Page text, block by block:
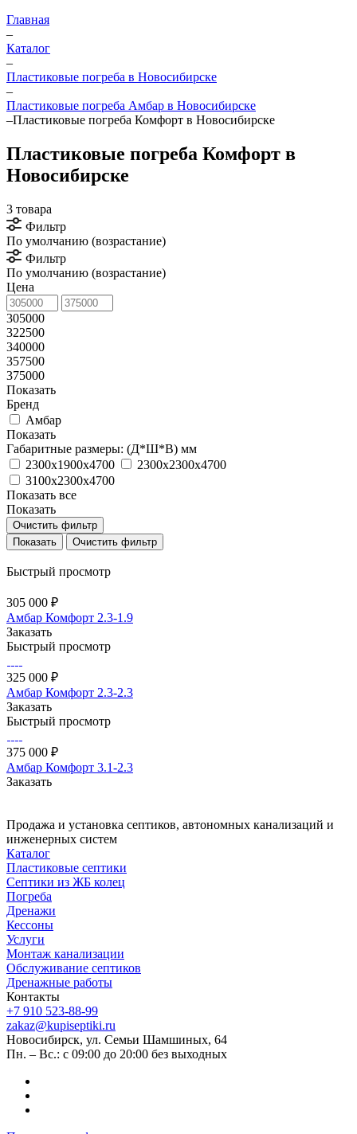
Главная
–
Каталог
–
Пластиковые погреба в Новосибирске
–
Пластиковые погреба Амбар в Новосибирске
–Пластиковые погреба Комфорт в Новосибирске
Пластиковые погреба Комфорт в
Новосибирске
3 товара
Фильтр
По умолчанию (возрастание)
Фильтр
По умолчанию (возрастание)
Цена
305000
322500
340000
357500
375000
Показать
Бренд
Амбар
Показать
Габаритные размеры: (Д*Ш*В) мм
2300х1900х4700
2300х2300х4700
3100х2300х4700
Показать все
Показать
Очистить фильтр
Очистить фильтр
Быстрый просмотр
305 000 ₽
Амбар Комфорт 2.3-1.9
Заказать
Быстрый просмотр
325 000 ₽
Амбар Комфорт 2.3-2.3
Заказать
Быстрый просмотр
375 000 ₽
Амбар Комфорт 3.1-2.3
Заказать
Продажа и установка септиков, автономных канализаций и
инженерных систем
Каталог
Пластиковые септики
Септики из ЖБ колец
Погреба
Дренажи
Кессоны
Услуги
Монтаж канализации
Обслуживание септиков
Дренажные работы
Контакты
+7 910 523-88-99
zakaz@kupiseptiki.ru
Новосибирск, ул. Семьи Шамшиных, 64
Пн. – Вс.: с 09:00 до 20:00 без выходных